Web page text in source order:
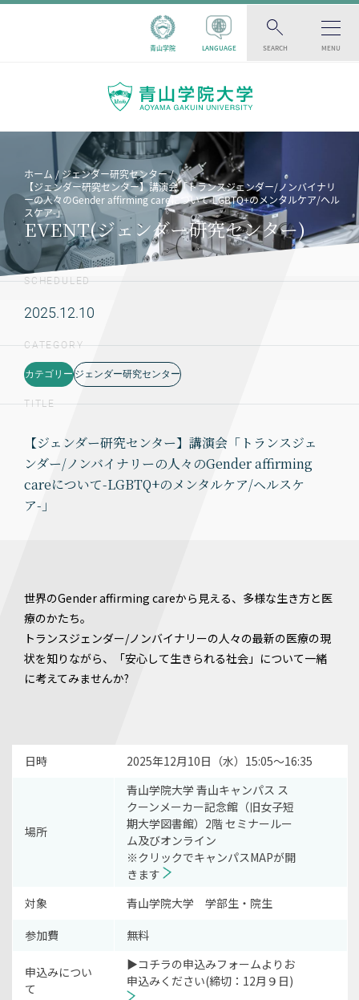
青山学院 LANGUAGE SEARCH MENU
ホーム
ジェンダー研究センター
【ジェンダー研究センター】講演会「トランスジェンダー/ノンバイナリ
ーの人々のGender affirming careについて-LGBTQ+のメンタルケア/ヘル
スケア-」
EVENT(ジェンダー研究センター)
SCHEDULED
2025.12.10
CATEGORY
カテゴリー ジェンダー研究センター
TITLE
【ジェンダー研究センター】講演会「トランスジェ
ンダー/ノンバイナリーの人々のGender affirming
careについて-LGBTQ+のメンタルケア/ヘルスケ
ア-」
世界のGender affirming careから見える、多様な生き方と医
療のかたち。
トランスジェンダー/ノンバイナリーの人々の最新の医療の現
状を知りながら、「安心して生きられる社会」について一緒
に考えてみませんか?
日時 2025年12月10日（水）15:05～16:35
場所
青山学院大学 青山キャンパス ス
クーンメーカー記念館（旧女子短
期大学図書館）2階 セミナールー
ム及びオンライン
※クリックでキャンパスMAPが開
きます
対象
青山学院大学 学部生・院生
参加費
無料
申込みについ
て
▶コチラの申込みフォームよりお
申込みください(締切：12月９日)